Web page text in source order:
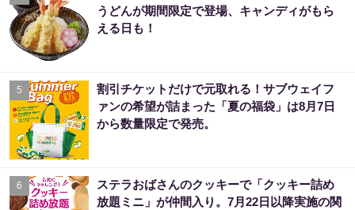
うどんが期間限定で登場、キャンディがもら
える日も！
5
割引チケットだけで元取れる！サブウェイフ
ァンの希望が詰まった「夏の福袋」は8月7日
から数量限定で発売。
6
ステラおばさんのクッキーで「クッキー詰め
放題ミニ」が仲間入り。7月22日以降実施の関